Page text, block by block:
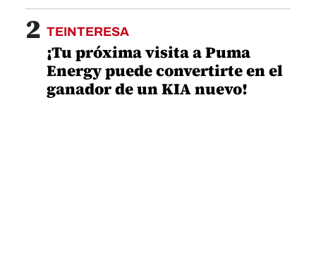
2 TEINTERESA
¡Tu próxima visita a Puma
Energy puede convertirte en el
ganador de un KIA nuevo!